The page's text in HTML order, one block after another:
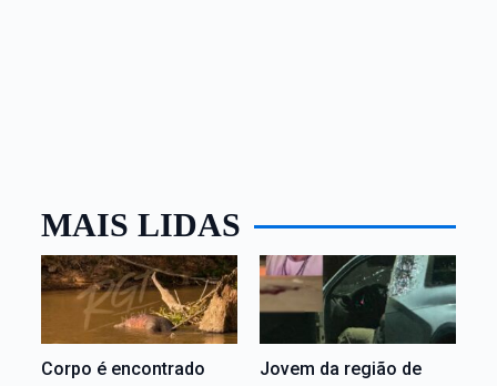
MAIS LIDAS
Corpo é encontrado
Jovem da região de